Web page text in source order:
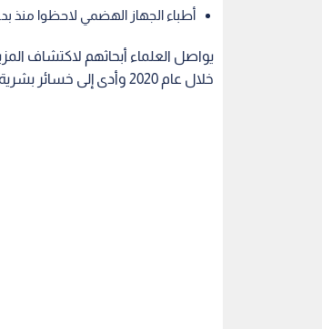
أطباء الجهاز الهضمي لاحظوا منذ
خلال عام 2020 وأدى إلى خسائر بشرية واقتصادية كبيرة.